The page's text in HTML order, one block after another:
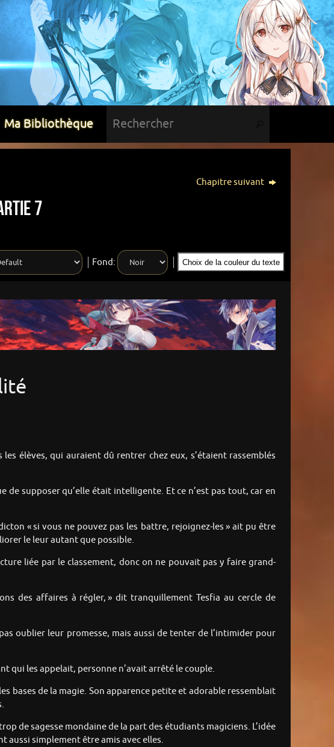
Ma Bibliothèque
Chapitre suivant
7
Fond: Choix de la couleur du texte
élèves, qui auraient dû rentrer chez eux, s’étaient rassemblés
de supposer qu’elle était intelligente. Et ce n’est pas tout, car en
« si vous ne pouvez pas les battre, rejoignez-les » ait pu être
le leur autant que possible.
liée par le classement, donc on ne pouvait pas y faire grand-
des affaires à régler, » dit tranquillement Tesfia au cercle de
oublier leur promesse, mais aussi de tenter de l’intimider pour
qui les appelait, personne n’avait arrêté le couple.
bases de la magie. Son apparence petite et adorable ressemblait
de sagesse mondaine de la part des étudiants magiciens. L’idée
aussi simplement être amis avec elles.